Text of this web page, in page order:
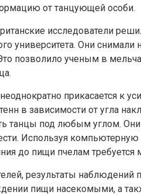
от танцующей особи.
исследователи
университета. Они
позволило ученым в
прикасается к
в зависимости от угла
танцы под любым углом.
Используя компьютерную
до пищи пчелам
результаты наблюдений
пищи насекомыми, а